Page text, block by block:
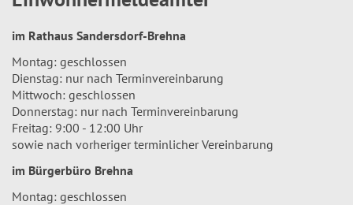
im Rathaus Sandersdorf-Brehna
Montag: geschlossen
Dienstag: nur nach Terminvereinbarung
Mittwoch: geschlossen
Donnerstag: nur nach Terminvereinbarung
Freitag: 9:00 - 12:00 Uhr
sowie nach vorheriger terminlicher Vereinbarung
im Bürgerbüro Brehna
Montag: geschlossen